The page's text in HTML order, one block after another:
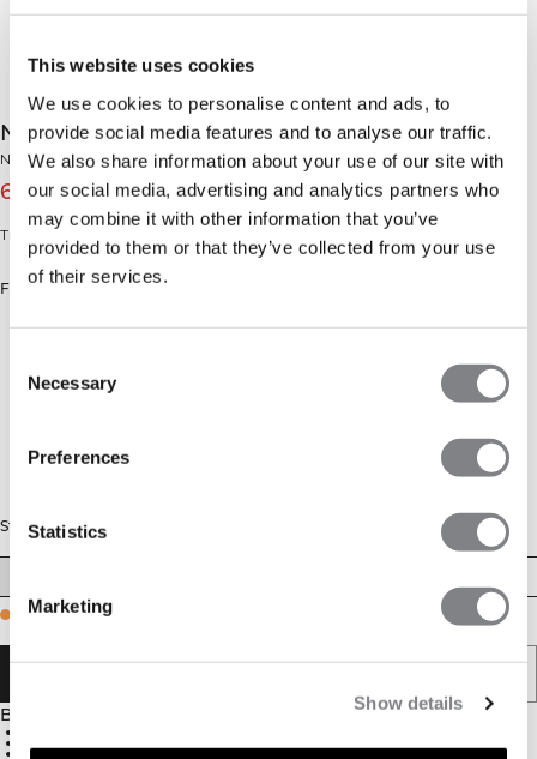
This website uses cookies
We use cookies to personalise content and ads, to
provide social media features and to analyse our traffic.
We also share information about your use of our site with
our social media, advertising and analytics partners who
may combine it with other information that you’ve
provided to them or that they’ve collected from your use
of their services.
Selection
Necessary
Preferences
Statistics
Marketing
Show details
Nimble 1/2 Zip Long Sleeve Light Moss
Nimble Collection
639 SEK799 SEK (-20%)
Träningströja med dragkedja och borstad insida.
Färg: Light Moss
Storlek
Few in stock
Beskrivning
Tight passform